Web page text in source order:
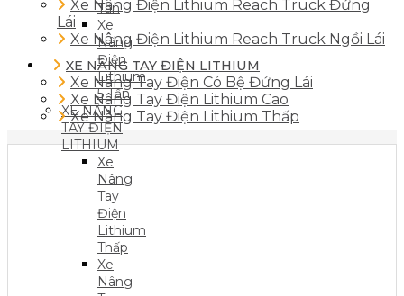
Tấn
Xe
Nâng
Điện
Lithium
5 Tấn
XE NÂNG
TAY ĐIỆN
LITHIUM
Xe
Nâng
Tay
Điện
Lithium
Thấp
Xe
Nâng
Xe Nâng Điện Lithium Reach Truck Đứng
Lái
Xe Nâng Điện Lithium Reach Truck Ngồi Lái
XE NÂNG TAY ĐIỆN LITHIUM
Xe Nâng Tay Điện Có Bệ Đứng Lái
Xe Nâng Tay Điện Lithium Cao
Xe Nâng Tay Điện Lithium Thấp